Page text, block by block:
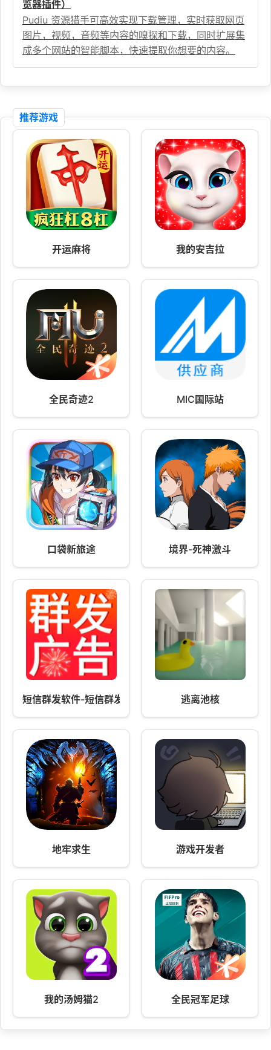
览器插件）
Pudiu 资源猎手可高效实现下载管理，实时获取网页
图片，视频，音频等内容的嗅探和下载，同时扩展集
成多个网站的智能脚本，快速提取你想要的内容。
推荐游戏
开运麻将 我的安吉拉
全民奇迹2 MIC国际站
口袋新旅途 境界-死神激斗
短信群发软件-短信群发助手 逃离池核
地牢求生 游戏开发者
我的汤姆猫2 全民冠军足球